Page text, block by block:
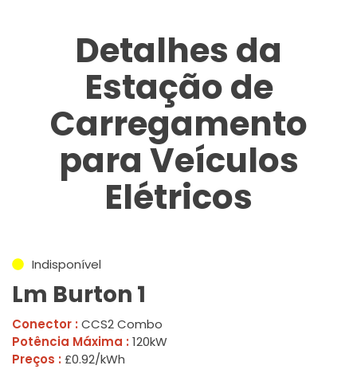
Detalhes da
Estação de
Carregamento
para Veículos
Elétricos
Indisponível
Lm Burton 1
Conector : CCS2 Combo
Potência Máxima : 120kW
Preços : £0.92/kWh